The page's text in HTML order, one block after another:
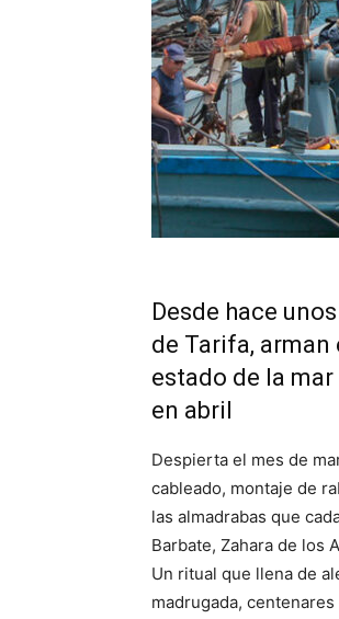
Desde hace
de Tarifa,
estado de la
en abril
Despierta el mes de
cableado, montaje de
las almadrabas que
Barbate, Zahara de los
Un ritual que llena de
madrugada,